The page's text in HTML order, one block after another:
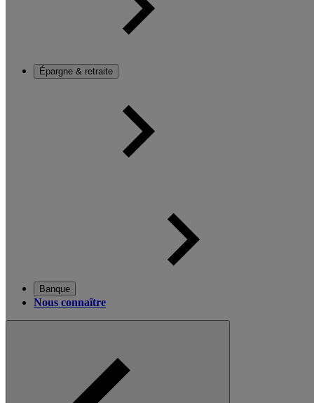
Épargne & retraite
Banque
Nous connaître